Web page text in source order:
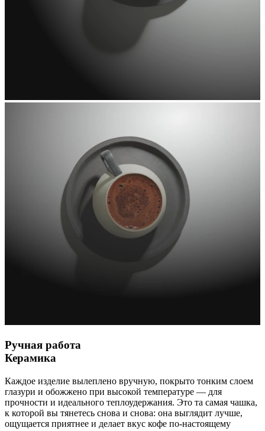
Ручная работа
Керамика
Каждое изделие вылеплено вручную, покрыто тонким слоем
глазури и обожжено при высокой температуре — для
прочности и идеального теплоудержания. Это та самая чашка,
к которой вы тянетесь снова и снова: она выглядит лучше,
ощущается приятнее и делает вкус кофе по-настоящему